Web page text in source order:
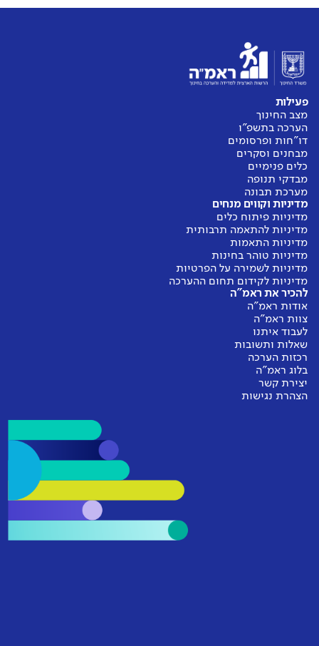
פעילות
מצב החינוך
הערכה בתשפ"ו
דו"חות ופרסומים
מבחנים וסקרים
כלים פנימיים
מבדקי תנופה
מערכת תבונה
מדיניות וקווים מנחים
מדיניות פיתוח כלים
מדיניות להתאמה תרבותית
מדיניות התאמות
מדיניות טוהר בחינות
מדיניות לשמירה על הפרטיות
מדיניות לקידום תחום ההערכה
להכיר את ראמ"ה
אודות ראמ"ה
צוות ראמ"ה
לעבוד איתנו
שאלות ותשובות
רכזות הערכה
בלוג ראמ"ה
יצירת קשר
הצהרת נגישות